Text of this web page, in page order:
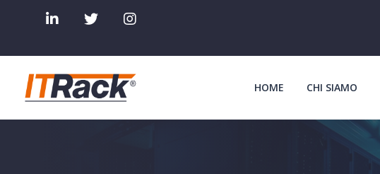
HOME CHI SIAMO